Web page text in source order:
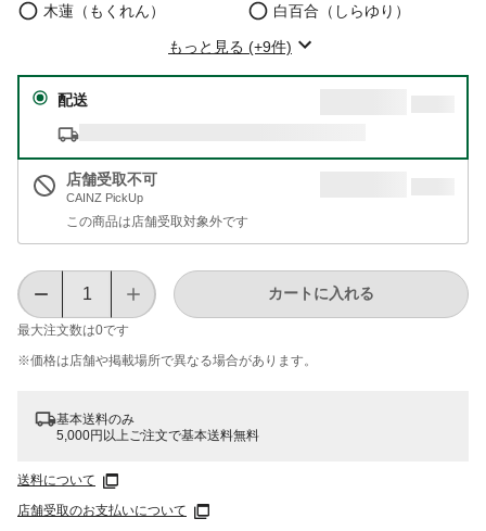
木蓮（もくれん）
白百合（しらゆり）
もっと見る (+9件)
配送
店舗受取不可
CAINZ PickUp
この商品は店舗受取対象外です
最大注文数は0です
カートに入れる
※価格は​店舗や​掲載場所で​異なる​場合が​あります。
基本送料のみ
5,000円以上ご注文で基本送料無料
送料について
店舗受取のお支払いについて